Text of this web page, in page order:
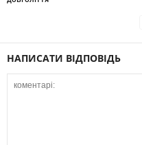
НАПИСАТИ ВІДПОВІДЬ